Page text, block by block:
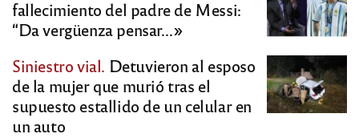
fallecimiento del padre de Messi:
“Da vergüenza pensar…»
Siniestro vial. Detuvieron al esposo
de la mujer que murió tras el
supuesto estallido de un celular en
un auto